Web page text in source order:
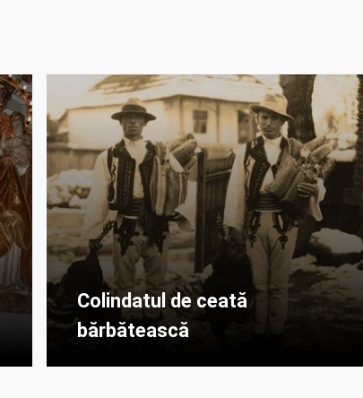
Colindatul de ceată
bărbătească